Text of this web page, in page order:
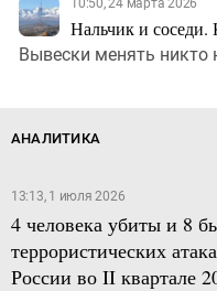
10:50, 24 марта 2026
Нальчик и соседи.
Вывески менять никто
АНАЛИТИКА
13:13, 1 июля 2026
4 человека убиты и 8
террористических
России во II квартале